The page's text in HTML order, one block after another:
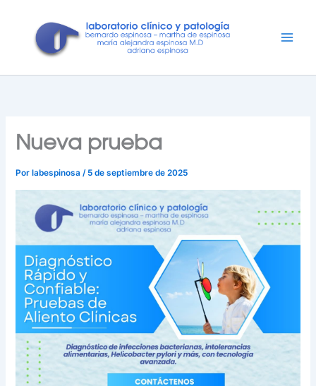
contenido
Nueva prueba
Por labespinosa/ 5 de septiembre de 2025